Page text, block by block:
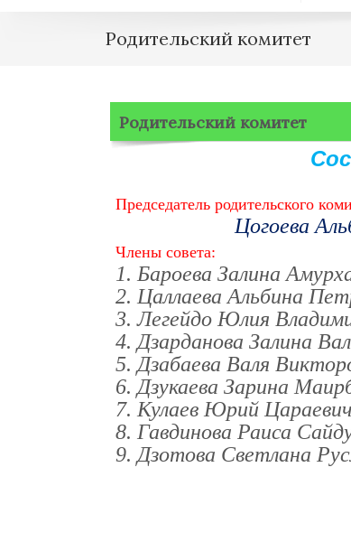
Родительский комитет
Родительский комитет
Председатель родительского
Цогоева
Члены совета:
1. Бароева Залина
2. Цаллаева Альбина
3. Легейдо Юлия
4. Дзарданова Залина
5. Дзабаева Валя
6. Дзукаева Зарина
7. Кулаев Юрий Цараевич
8. Гавдинова Раиса
9. Дзотова Светлана